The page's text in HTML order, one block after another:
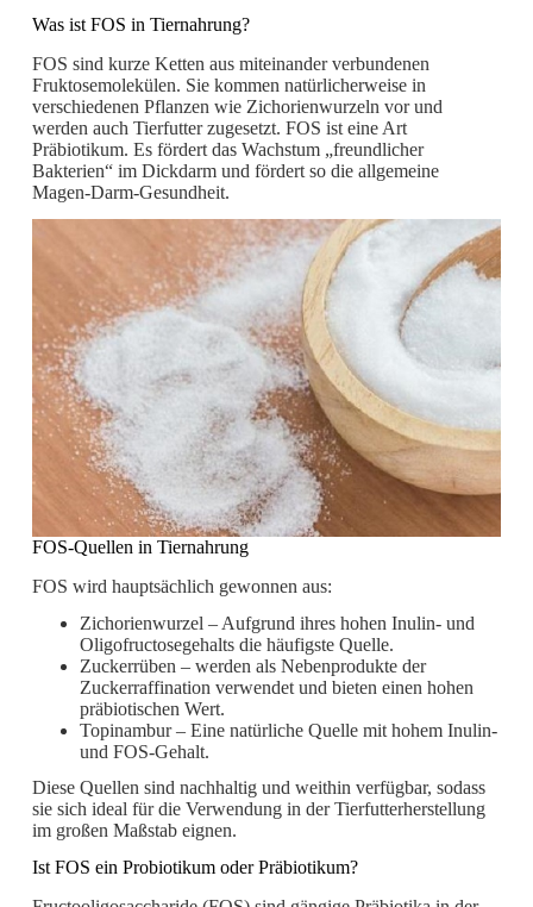
Was ist FOS in Tiernahrung?
FOS sind kurze Ketten aus miteinander verbundenen
Fruktosemolekülen. Sie kommen natürlicherweise in
verschiedenen Pflanzen wie Zichorienwurzeln vor und
werden auch Tierfutter zugesetzt. FOS ist eine Art
Präbiotikum. Es fördert das Wachstum „freundlicher
Bakterien“ im Dickdarm und fördert so die allgemeine
Magen-Darm-Gesundheit.
FOS-Quellen in Tiernahrung
FOS wird hauptsächlich gewonnen aus:
Zichorienwurzel – Aufgrund ihres hohen Inulin- und
Oligofructosegehalts die häufigste Quelle.
Zuckerrüben – werden als Nebenprodukte der
Zuckerraffination verwendet und bieten einen hohen
präbiotischen Wert.
Topinambur – Eine natürliche Quelle mit hohem Inulin-
und FOS-Gehalt.
Diese Quellen sind nachhaltig und weithin verfügbar, sodass
sie sich ideal für die Verwendung in der Tierfutterherstellung
im großen Maßstab eignen.
Ist FOS ein Probiotikum oder Präbiotikum?